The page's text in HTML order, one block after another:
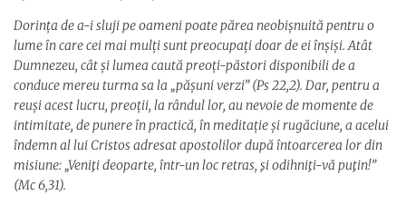
Dorința de a-i sluji pe oameni poate părea neobișnuită pentru o
lume în care cei mai mulți sunt preocupați doar de ei înșiși. Atât
Dumnezeu, cât și lumea caută preoți-păstori disponibili de a
conduce mereu turma sa la „pășuni verzi” (Ps 22,2). Dar, pentru a
reuși acest lucru, preoții, la rândul lor, au nevoie de momente de
intimitate, de punere în practică, în meditație și rugăciune, a acelui
îndemn al lui Cristos adresat apostolilor după întoarcerea lor din
misiune: „Veniţi deoparte, într-un loc retras, şi odihniţi-vă puţin!”
(Mc 6,31).